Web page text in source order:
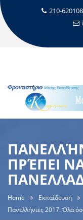
210-
ΠΡΈΠΕΙ
Home
Εκπαίδευση
Πανελλήνιες 2017: Όλα